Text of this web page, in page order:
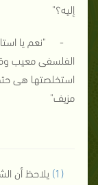
إليه؟"
- "نعم يا
الفلسفى معيب
استخلصتها هى
مزيف"
(1)
يلاحظ أن